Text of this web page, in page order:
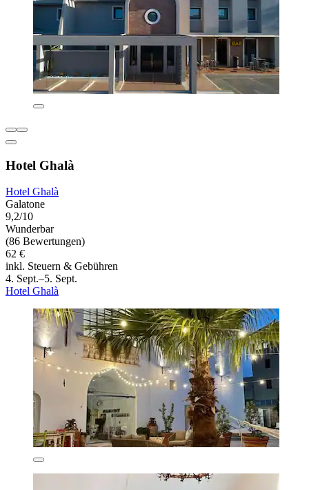
Hotel Ghalà
Hotel Ghalà
Galatone
9,2/10
Wunderbar
(86 Bewertungen)
62 €
inkl. Steuern & Gebühren
4. Sept.–5. Sept.
Hotel Ghalà